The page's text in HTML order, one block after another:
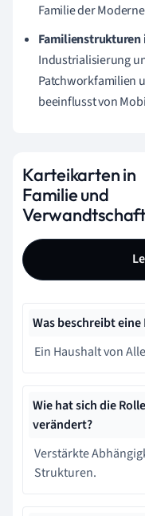
Familie der
Familienstrukturen
Industrialisierung
Patchworkfamilien
beeinflusst von
Karteikarten in
Familie und
Verwandtschaft
Was beschreibt
Ein Haushalt von
Wie hat sich die
verändert?
Verstärkte
Strukturen.